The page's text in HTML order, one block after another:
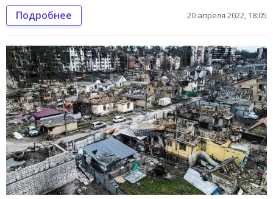
Подробнее 20 апреля 2022, 18:05